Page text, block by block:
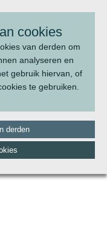
cookies
van derden om
analyseren en
gebruik hiervan, of
te gebruiken.
derden